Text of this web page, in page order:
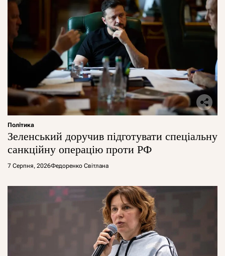
Політика
Зеленський доручив підготувати спеціальну
санкційну операцію проти РФ
7 Серпня, 2026Федоренко Світлана